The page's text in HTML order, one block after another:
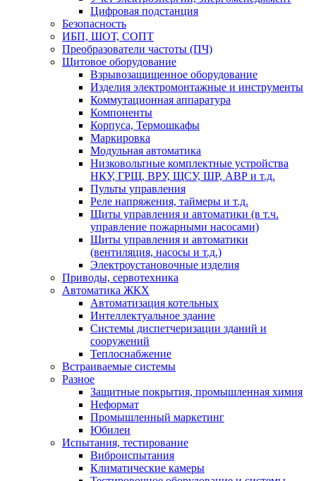
Цифровая подстанция
Безопасность
ИБП, ШОТ, СОПТ
Преобразователи частоты (ПЧ)
Щитовое оборудование
Взрывозащищенное оборудование
Изделия электромонтажные и инструменты
Коммутационная аппаратура
Компоненты
Корпуса, Термошкафы
Маркировка
Модульная автоматика
Низковольтные комплектные устройства
НКУ, ГРЩ, ВРУ, ЩСУ, ШР, АВР и т.д.
Пульты управления
Реле напряжения, таймеры и т.д.
Щиты управления и автоматики (в т.ч.
управление пожарными насосами)
Щиты управления и автоматики
(вентиляция, насосы и т.д.)
Электроустановочные изделия
Приводы, сервотехника
Автоматика ЖКХ
Автоматизация котельных
Интеллектуальное здание
Системы диспетчеризации зданий и
сооружений
Теплоснабжение
Встраиваемые системы
Разное
Защитные покрытия, промышленная химия
Неформат
Промышленный маркетинг
Юбилеи
Испытания, тестирование
Виброиспытания
Климатические камеры